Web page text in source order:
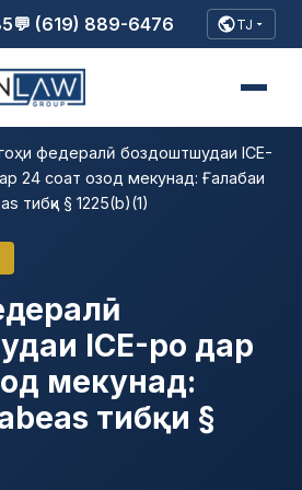
💬 (619) 889-6476 TJ
федералӣ боздоштшудаи ICE-
24 соат озод мекунад: Ғалабаи
тибқи § 1225(b)(1)
ICE-ро дар
мекунад:
тибқи §